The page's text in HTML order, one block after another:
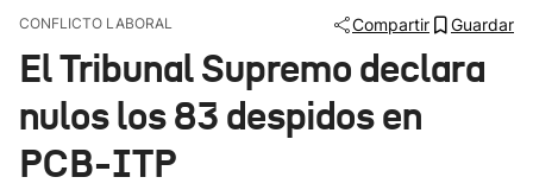
Ikusmiran
CONFLICTO LABORAL Compartir Guardar
El Tribunal Supremo declara
nulos los 83 despidos en
PCB-ITP